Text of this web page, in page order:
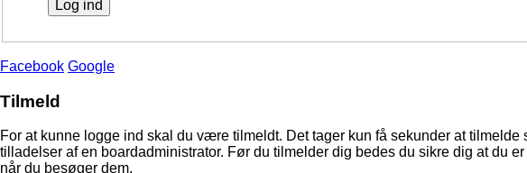
Facebook Google
Tilmeld
For at kunne logge ind skal du være tilmeldt. Det tager kun få sekunder at
tilladelser af en boardadministrator. Før du tilmelder dig bedes du sikre dig at du
når du besøger dem.